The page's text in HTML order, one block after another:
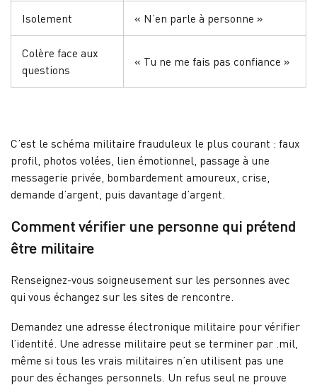
Isolement « N’en parle à personne »
Colère face aux
questions
« Tu ne me fais pas confiance »
C’est le schéma militaire frauduleux le plus courant : faux
profil, photos volées, lien émotionnel, passage à une
messagerie privée, bombardement amoureux, crise,
demande d’argent, puis davantage d’argent.
Comment vérifier une personne qui prétend
être militaire
Renseignez-vous soigneusement sur les personnes avec
qui vous échangez sur les sites de rencontre.
Demandez une adresse électronique militaire pour vérifier
l’identité. Une adresse militaire peut se terminer par .mil,
même si tous les vrais militaires n’en utilisent pas une
pour des échanges personnels. Un refus seul ne prouve